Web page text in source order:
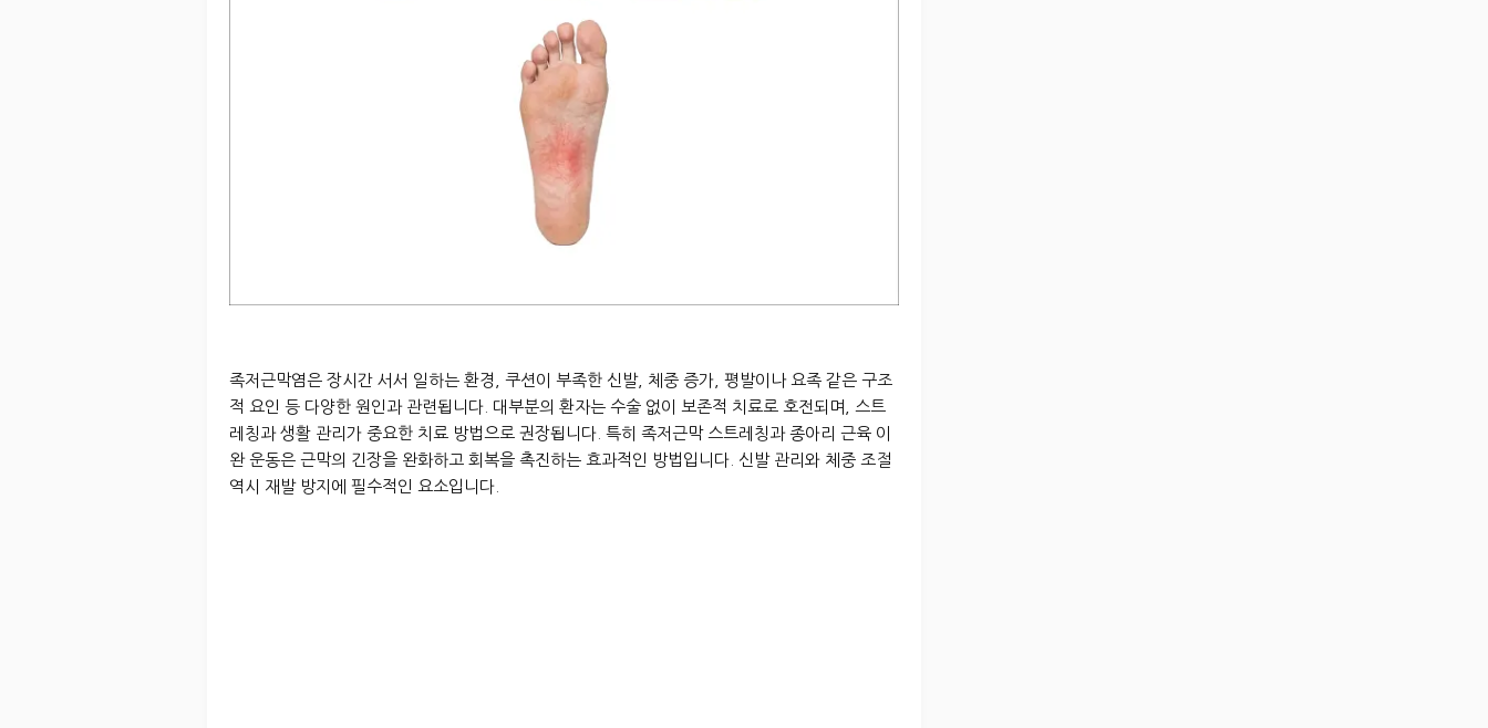
족저근막염은 장시간 서서 일하는 환경, 쿠션이 부족한 신발, 체중 증가, 평발이나 요족 같은 구조
적 요인 등 다양한 원인과 관련됩니다. 대부분의 환자는 수술 없이 보존적 치료로 호전되며, 스트
레칭과 생활 관리가 중요한 치료 방법으로 권장됩니다. 특히 족저근막 스트레칭과 종아리 근육 이
완 운동은 근막의 긴장을 완화하고 회복을 촉진하는 효과적인 방법입니다. 신발 관리와 체중 조절
역시 재발 방지에 필수적인 요소입니다.